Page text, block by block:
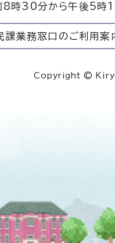
8時30分から午後5時
課業務窓口のご利用案
Copyright ©